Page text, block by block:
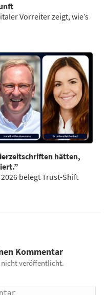
Vorreiter zeigt, wie’s
hätten,
belegt Trust-Shift
Kommentar
nicht veröffentlicht.